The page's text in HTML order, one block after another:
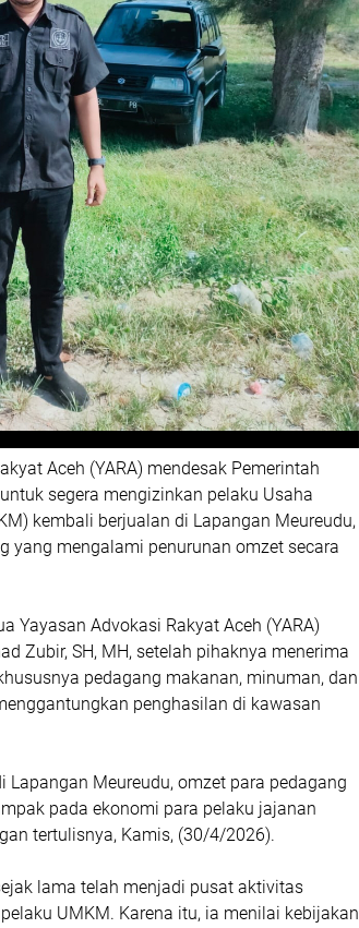
Aceh (YARA) mendesak Pemerintah
segera mengizinkan pelaku Usaha
kembali berjualan di Lapangan Meureudu,
yang mengalami penurunan omzet secara
Yayasan Advokasi Rakyat Aceh (YARA)
Zubir, SH, MH, setelah pihaknya menerima
pedagang makanan, minuman, dan
penghasilan di kawasan
Lapangan Meureudu, omzet para pedagang
pada ekonomi para pelaku jajanan
tertulisnya, Kamis, (30/4/2026).
lama telah menjadi pusat aktivitas
UMKM. Karena itu, ia menilai kebijakan